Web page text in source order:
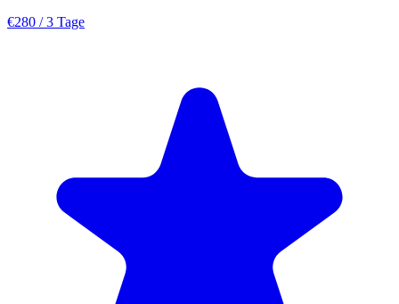
€280 / 3 Tage